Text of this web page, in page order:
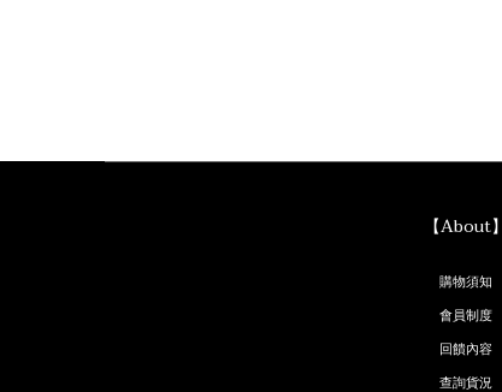
【About】
購物須知
會員制度
回饋內容
查詢貨況